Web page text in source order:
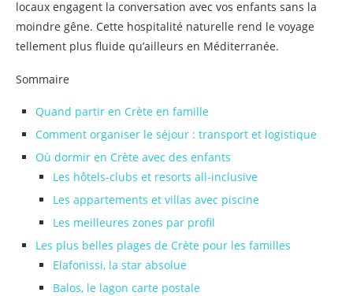
locaux engagent la conversation avec vos enfants sans la
moindre gêne. Cette hospitalité naturelle rend le voyage
tellement plus fluide qu’ailleurs en Méditerranée.
Sommaire
Quand partir en Crète en famille
Comment organiser le séjour : transport et logistique
Où dormir en Crète avec des enfants
Les hôtels-clubs et resorts all-inclusive
Les appartements et villas avec piscine
Les meilleures zones par profil
Les plus belles plages de Crète pour les familles
Elafonissi, la star absolue
Balos, le lagon carte postale